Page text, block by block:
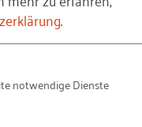
und/oder
.
notwendige Dienste